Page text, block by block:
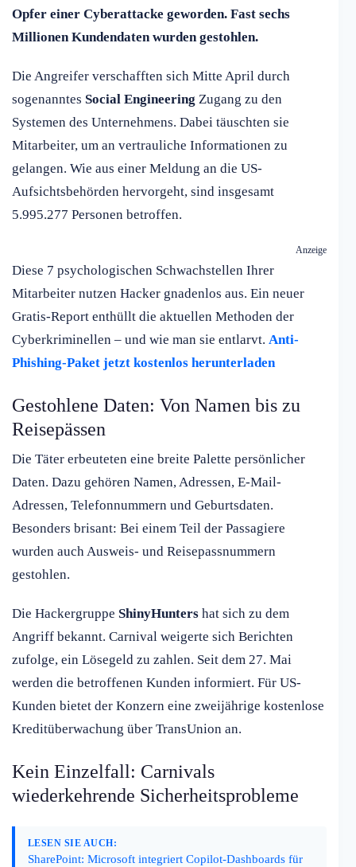
Opfer einer Cyberattacke geworden. Fast sechs
Millionen Kundendaten wurden gestohlen.
Die Angreifer verschafften sich Mitte April durch
sogenanntes Social Engineering Zugang zu den
Systemen des Unternehmens. Dabei täuschten sie
Mitarbeiter, um an vertrauliche Informationen zu
gelangen. Wie aus einer Meldung an die US-
Aufsichtsbehörden hervorgeht, sind insgesamt
5.995.277 Personen betroffen.
Anzeige
Diese 7 psychologischen Schwachstellen Ihrer
Mitarbeiter nutzen Hacker gnadenlos aus. Ein neuer
Gratis-Report enthüllt die aktuellen Methoden der
Cyberkriminellen – und wie man sie entlarvt. Anti-
Phishing-Paket jetzt kostenlos herunterladen
Gestohlene Daten: Von Namen bis zu
Reisepässen
Die Täter erbeuteten eine breite Palette persönlicher
Daten. Dazu gehören Namen, Adressen, E-Mail-
Adressen, Telefonnummern und Geburtsdaten.
Besonders brisant: Bei einem Teil der Passagiere
wurden auch Ausweis- und Reisepassnummern
gestohlen.
Die Hackergruppe ShinyHunters hat sich zu dem
Angriff bekannt. Carnival weigerte sich Berichten
zufolge, ein Lösegeld zu zahlen. Seit dem 27. Mai
werden die betroffenen Kunden informiert. Für US-
Kunden bietet der Konzern eine zweijährige kostenlose
Kreditüberwachung über TransUnion an.
Kein Einzelfall: Carnivals
wiederkehrende Sicherheitsprobleme
LESEN SIE AUCH:
SharePoint: Microsoft integriert Copilot-Dashboards für